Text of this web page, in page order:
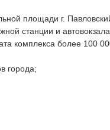
площади г.
станции и
комплекса более 100
города;